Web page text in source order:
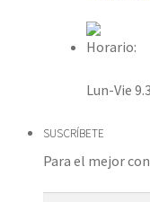
Horario:
Lun-Vie
SUSCRÍBETE
Para el mejor